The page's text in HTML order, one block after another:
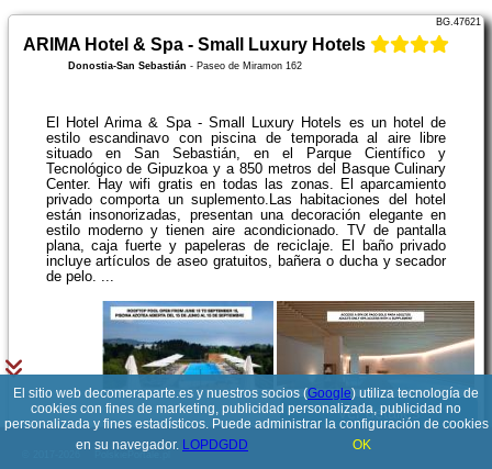
ARIMA Hotel & Spa - Small Luxury Hotels
Donostia-San Sebastián - Paseo de Miramon 162
El Hotel Arima & Spa - Small Luxury Hotels es un hotel de
estilo escandinavo con piscina de temporada al aire libre
situado en San Sebastián, en el Parque Científico y
Tecnológico de Gipuzkoa y a 850 metros del Basque Culinary
Center. Hay wifi gratis en todas las zonas. El aparcamiento
privado comporta un suplemento.Las habitaciones del hotel
están insonorizadas, presentan una decoración elegante en
estilo moderno y tienen aire acondicionado. TV de pantalla
plana, caja fuerte y papeleras de reciclaje. El baño privado
incluye artículos de aseo gratuitos, bañera o ducha y secador
de pelo. ...
Ver detalles
BG.47621
El sitio web decomeraparte.es y nuestros socios (Google) utiliza tecnología de
cookies con fines de marketing, publicidad personalizada, publicidad no
personalizada y fines estadísticos. Puede administrar la configuración de cookies
en su navegador. LOPDGDD OK
PolskiePortale.pl